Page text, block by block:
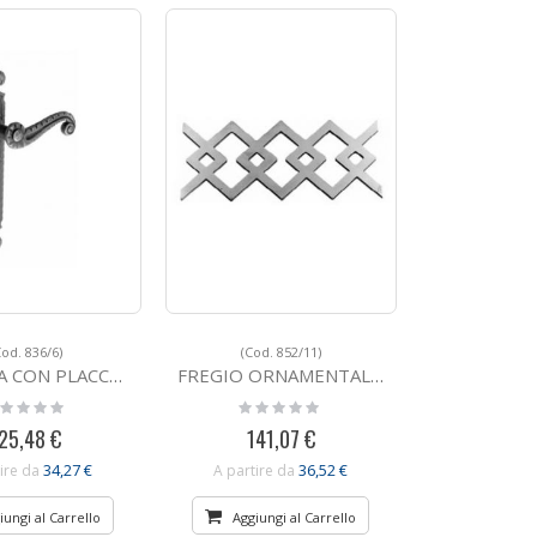
836/6)
IN FERRO BATTUTO 836/6
€
da 34,27 €
al Carrello
(Cod. 852/11)
FREGIO ORNAMENTALE IN FERRO BATTUTO 852/11
Rating:
0%
141,07 €
A partire da 36,52 €
Aggiungi al Carrello